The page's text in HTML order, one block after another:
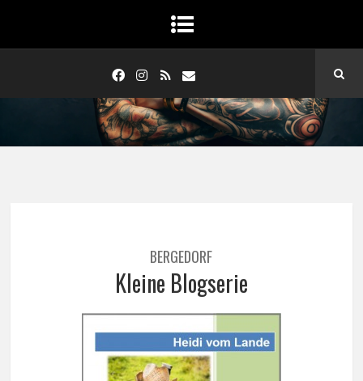
BERGEDORF
Kleine Blogserie